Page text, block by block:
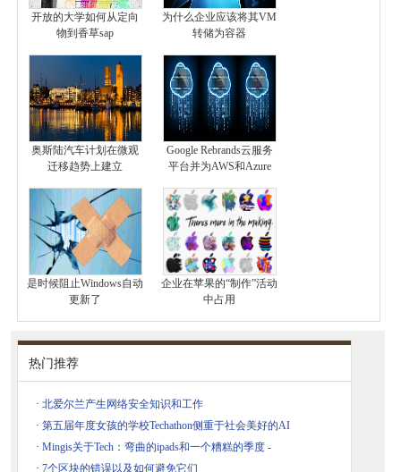
开放的大学如何从定向
物到香草sap
为什么企业应该将其VM
转储为容器
奥斯陆汽车计划在微观
迁移趋势上建立
Google Rebrands云服务
平台并为AWS和Azure
是时候阻止Windows自动
更新了
企业在苹果的“制作”活动
中占用
热门推荐
· 北爱尔兰产生网络安全知识和工作
· 第五届年度女孩的学校Techathon侧重于社会美好的AI
· Mingis关于Tech：弯曲的ipads和一个糟糕的季度 -
· 7个区块的错误以及如何避免它们